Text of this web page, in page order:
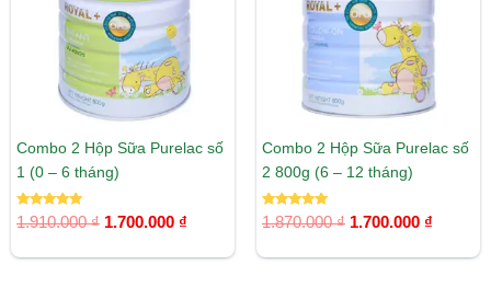
Combo 2 Hộp Sữa Purelac số
1 (0 – 6 tháng)
Được xếp
hạng
1.910.000₫ 1.700.000 ₫
Combo 2 Hộp Sữa Purelac số
2 800g (6 – 12 tháng)
Được xếp
hạng
1.870.000₫ 1.700.000 ₫